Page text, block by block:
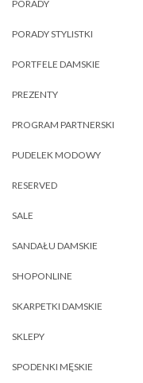
PORADY
PORADY STYLISTKI
PORTFELE DAMSKIE
PREZENTY
PROGRAM PARTNERSKI
PUDELEK MODOWY
RESERVED
SALE
SANDAŁU DAMSKIE
SHOPONLINE
SKARPETKI DAMSKIE
SKLEPY
SPODENKI MĘSKIE